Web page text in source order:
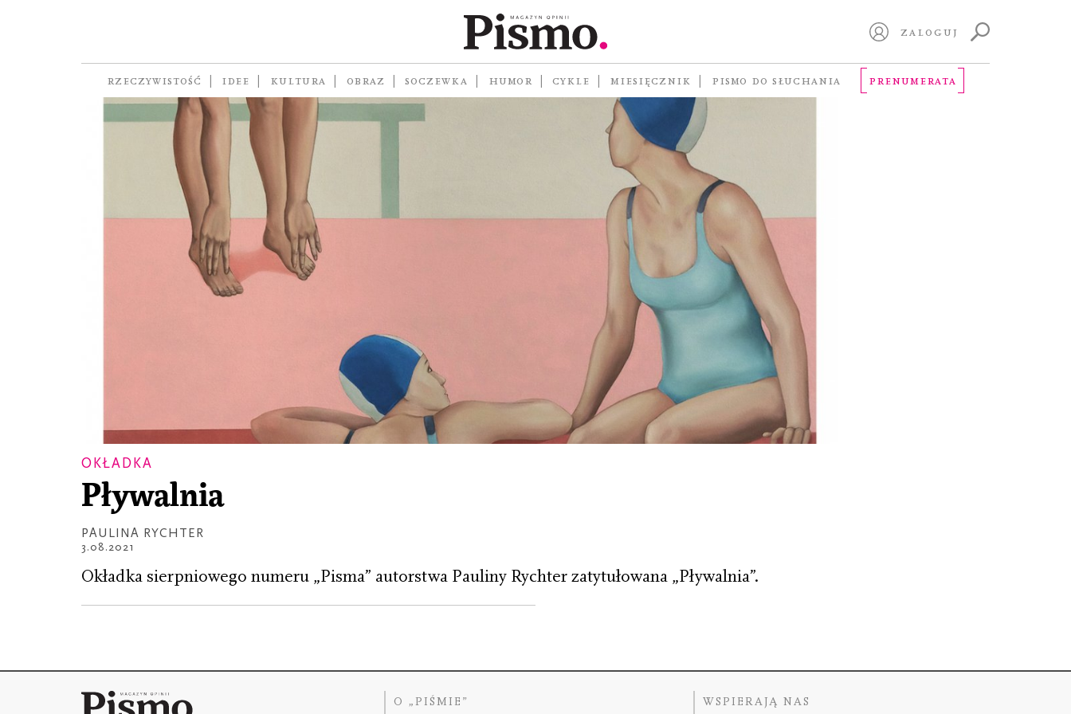
ZALOGUJ
RZECZYWISTOŚĆ IDEE KULTURA OBRAZ SOCZEWKA HUMOR CYKLE MIESIĘCZNIK PISMO DO SŁUCHANIA PRENUMERATA
OKŁADKA
Pływalnia
PAULINA RYCHTER
3.08.2021
Okładka sierpniowego numeru „Pisma” autorstwa Pauliny Rychter zatytułowana „Pływalnia”.
O „PIŚMIE” WSPIERAJĄ NAS